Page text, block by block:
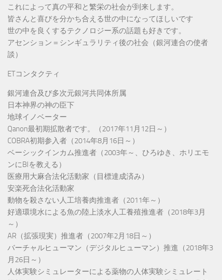
これによって真の平和と繁栄の社会が到来します。
皆さんと喜びを分かち合える世の中になってほしいです
世の中を良くするテクノロジー系の話題も好きです。
アセンション＝シンギュラリティ後の社会（銀河連合の使者
談）
ETコンタクティ
銀河連合及び多次元銀河共同体所属
日本神界の神の臣下
地球イノベーター
Qanon最初期拡散者です。（2017年11月12日～）
COBRA初期参入者（2014年8月16日～）
ベーシックインカム推進者（2003年～、ひろゆき、ホリエモ
ンにBIを教える）
医療用大麻合法化活動家（目標達成済み）
安楽死合法化活動家
動物を殺さない人工培養肉推進者（2011年～）
好適環境水による魚の陸上淡水人工養殖推進者（2018年3月
～）
AR（拡張現実）推進者（2007年2月18日～）
バーチャルヒューマン（デジタルヒューマン）推進（2018年3
月26日～）
人体実験シミュレーターによる薬物の人体実験シミュレート